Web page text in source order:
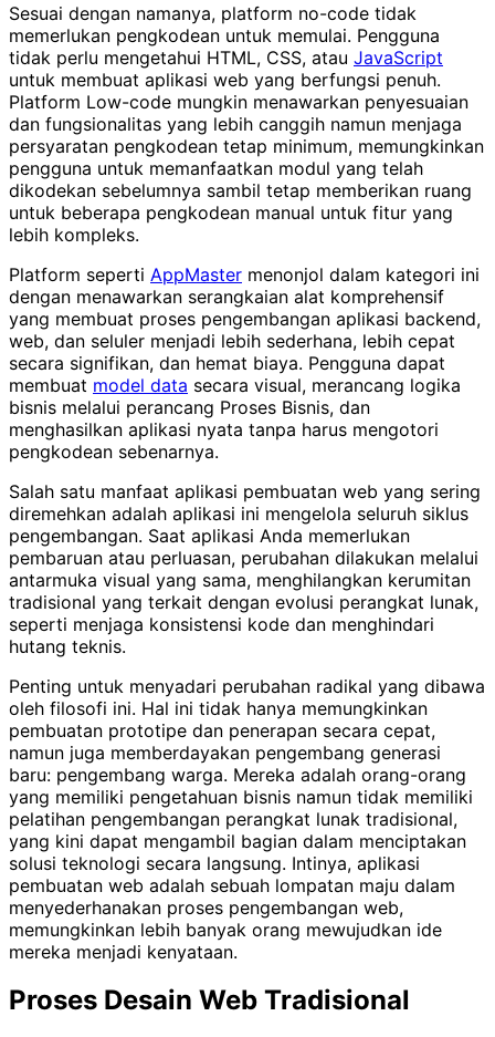
Sesuai dengan namanya, platform no-code tidak
memerlukan pengkodean untuk memulai. Pengguna
tidak perlu mengetahui HTML, CSS, atau JavaScript
untuk membuat aplikasi web yang berfungsi penuh.
Platform Low-code mungkin menawarkan penyesuaian
dan fungsionalitas yang lebih canggih namun menjaga
persyaratan pengkodean tetap minimum, memungkinkan
pengguna untuk memanfaatkan modul yang telah
dikodekan sebelumnya sambil tetap memberikan ruang
untuk beberapa pengkodean manual untuk fitur yang
lebih kompleks.
Platform seperti AppMaster menonjol dalam kategori ini
dengan menawarkan serangkaian alat komprehensif
yang membuat proses pengembangan aplikasi backend,
web, dan seluler menjadi lebih sederhana, lebih cepat
secara signifikan, dan hemat biaya. Pengguna dapat
membuat model data secara visual, merancang logika
bisnis melalui perancang Proses Bisnis, dan
menghasilkan aplikasi nyata tanpa harus mengotori
pengkodean sebenarnya.
Salah satu manfaat aplikasi pembuatan web yang sering
diremehkan adalah aplikasi ini mengelola seluruh siklus
pengembangan. Saat aplikasi Anda memerlukan
pembaruan atau perluasan, perubahan dilakukan melalui
antarmuka visual yang sama, menghilangkan kerumitan
tradisional yang terkait dengan evolusi perangkat lunak,
seperti menjaga konsistensi kode dan menghindari
hutang teknis.
Penting untuk menyadari perubahan radikal yang dibawa
oleh filosofi ini. Hal ini tidak hanya memungkinkan
pembuatan prototipe dan penerapan secara cepat,
namun juga memberdayakan pengembang generasi
baru: pengembang warga. Mereka adalah orang-orang
yang memiliki pengetahuan bisnis namun tidak memiliki
pelatihan pengembangan perangkat lunak tradisional,
yang kini dapat mengambil bagian dalam menciptakan
solusi teknologi secara langsung. Intinya, aplikasi
pembuatan web adalah sebuah lompatan maju dalam
menyederhanakan proses pengembangan web,
memungkinkan lebih banyak orang mewujudkan ide
mereka menjadi kenyataan.
Proses Desain Web Tradisional